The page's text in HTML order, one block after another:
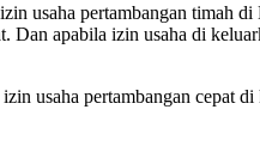
usaha pertambangan timah
apabila izin usaha di
usaha pertambangan cepat